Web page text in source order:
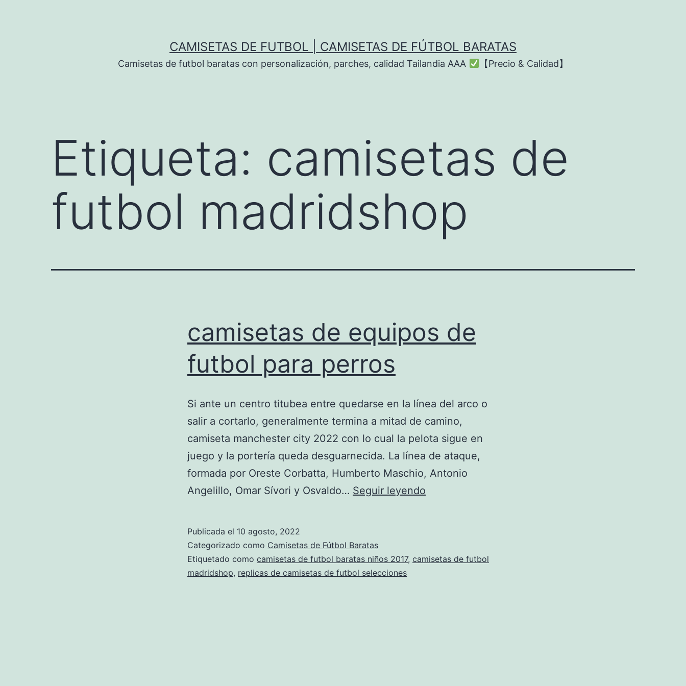
CAMISETAS DE FUTBOL | CAMISETAS DE FÚTBOL BARATAS
Camisetas de futbol baratas con personalización, parches, calidad Tailandia AAA 【Precio & Calidad】
Etiqueta: camisetas de
futbol madridshop
camisetas de equipos de
futbol para perros
Si ante un centro titubea entre quedarse en la línea del arco o
salir a cortarlo, generalmente termina a mitad de camino,
camiseta manchester city 2022 con lo cual la pelota sigue en
juego y la portería queda desguarnecida. La línea de ataque,
formada por Oreste Corbatta, Humberto Maschio, Antonio
Angelillo, Omar Sívori y Osvaldo… Seguir leyendo
futbol
Publicada el 10 agosto, 2022
Categorizado como Camisetas de Fútbol Baratas
Etiquetado como camisetas de futbol baratas niños 2017, camisetas de futbol
madridshop, replicas de camisetas de futbol selecciones